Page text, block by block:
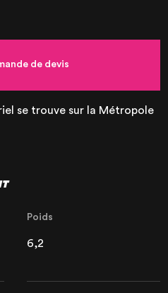
de devis
se trouve sur la Métropole
Poids
6,2